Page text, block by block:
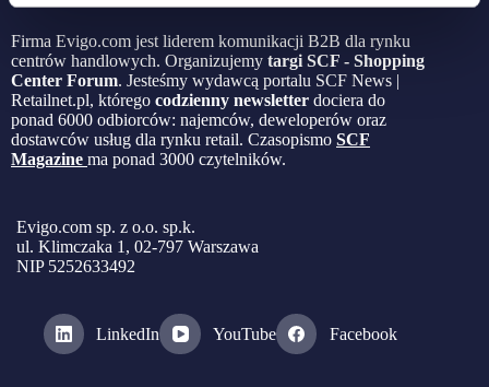
Firma Evigo.com jest liderem komunikacji B2B dla rynku
centrów handlowych. Organizujemy targi SCF - Shopping
Center Forum. Jesteśmy wydawcą portalu SCF News |
Retailnet.pl, którego codzienny newsletter dociera do
ponad 6000 odbiorców: najemców, deweloperów oraz
dostawców usług dla rynku retail. Czasopismo SCF
Magazine ma ponad 3000 czytelników.
Evigo.com sp. z o.o. sp.k.
ul. Klimczaka 1, 02-797 Warszawa
NIP 5252633492
LinkedIn YouTube Facebook